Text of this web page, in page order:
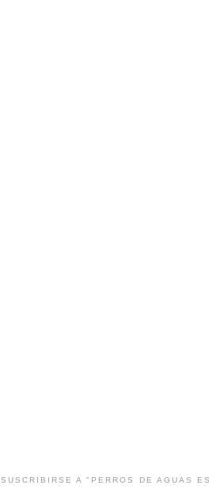
SUSCRIBIRSE A "PERROS DE AGUAS